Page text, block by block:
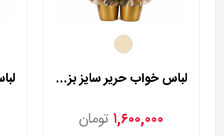
لباس خواب حریر سایز بزرگ لورنزا مدل 27981
۱,۶۰۰,۰۰۰ تومان